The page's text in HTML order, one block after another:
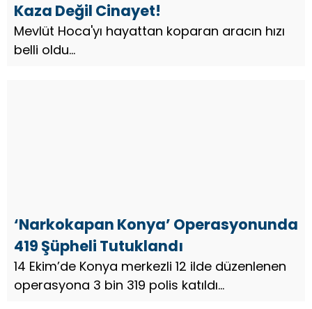
Kaza Değil Cinayet!
Mevlüt Hoca'yı hayattan koparan aracın hızı
belli oldu...
‘Narkokapan Konya’ Operasyonunda
419 Şüpheli Tutuklandı
14 Ekim’de Konya merkezli 12 ilde düzenlenen
operasyona 3 bin 319 polis katıldı...